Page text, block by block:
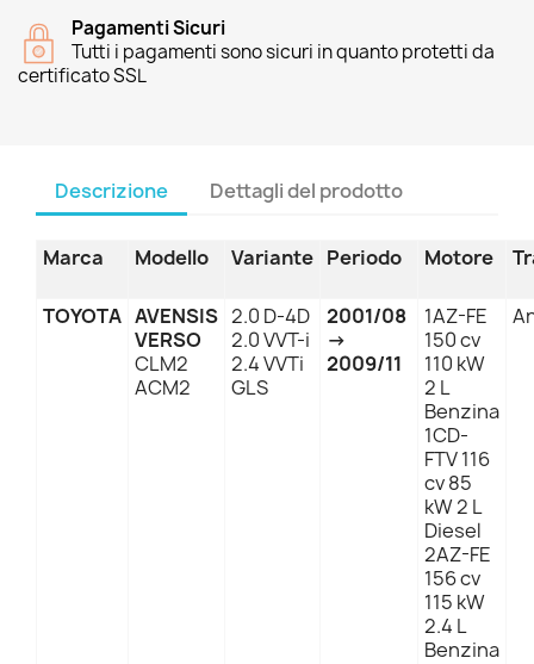
Pagamenti Sicuri
Tutti i pagamenti sono sicuri in quanto protetti da
certificato SSL
Descrizione Dettagli del prodotto
Marca Modello Variante Periodo Motore
TOYOTA AVENSIS
VERSO
CLM2
ACM2
2.0 D-4D
2.0 VVT-i
2.4 VVTi
GLS
2001/08
→
2009/11
1AZ-FE
150 cv
110 kW
2 L
Benzina
1CD-
FTV 116
cv 85
kW 2 L
Diesel
2AZ-FE
156 cv
115 kW
2.4 L
Benzina